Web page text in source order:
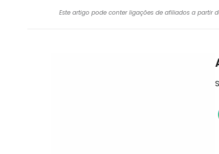
Este artigo pode conter ligações de afiliados a partir